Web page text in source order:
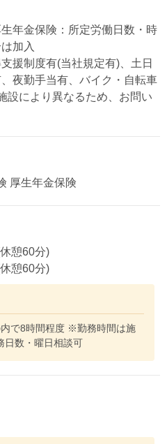
年金保険：所定労働日数・時
加入
援制度有(当社規定有)、土日
夜勤手当有、バイク・自転車
により異なるため、お問い
厚生年金保険
憩60分)
憩60分)
で8時間程度 ※勤務時間は施
数・曜日相談可